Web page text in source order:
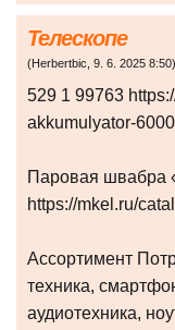
Телескопе
(Herbertbic, 9. 6. 2025 8:50)
529 1 99763
akkumulyator-
Паровая швабра
https://mkel.ru/
Ассортимент
техника,
аудиотехника,